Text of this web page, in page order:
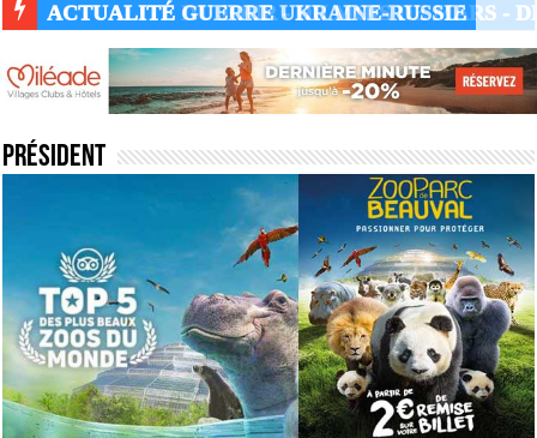
ACTUALITÉ GUERRE UKRAINE-RUSSIE
Président